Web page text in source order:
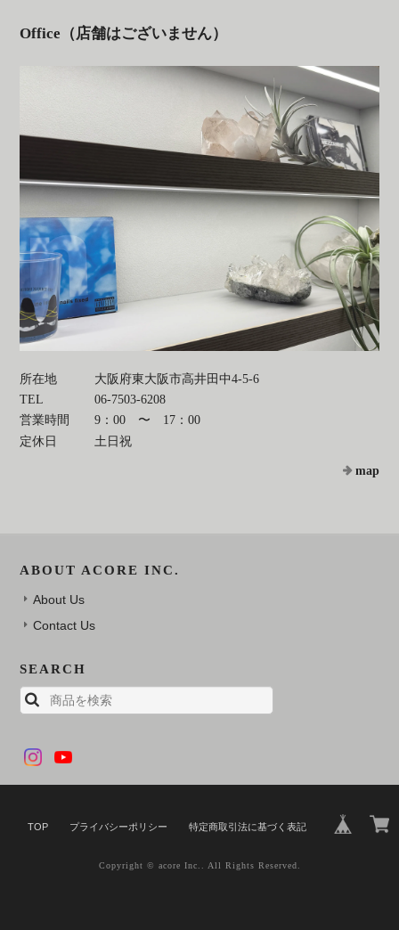
Office（店舗はございません）
所在地
大阪府東大阪市高井田中4-5-6
TEL
06-7503-6208
営業時間
9：00 〜 17：00
定休日
土日祝
map
ABOUT ACORE INC.
About Us
Contact Us
SEARCH
TOP プライバシーポリシー 特定商取引法に基づく表記
Copyright © acore Inc.. All Rights Reserved.